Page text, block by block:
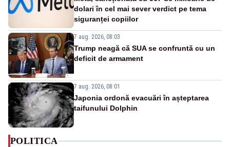
dolari în cel mai sever verdict pe tema
siguranței copiilor
7 aug. 2026, 08:03
Trump neagă că SUA se confruntă cu un
deficit de armament
7 aug. 2026, 08:01
Japonia ordonă evacuări în așteptarea
taifunului Dolphin
POLITICA